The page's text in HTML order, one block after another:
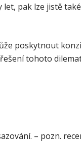
pak lze jistě
poskytnout
tohoto
– pozn.